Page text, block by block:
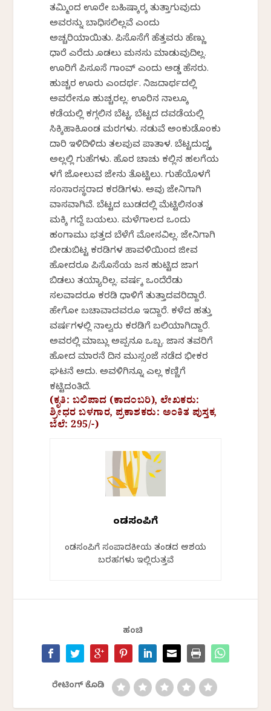
ತಮ್ಮಿಂದ ಊರೇ ಬಹಿಷ್ಕಾರಕ್ಕೆ ತುತ್ತಾಗುವುದು
ಅವರನ್ನು ಬಾಧಿಸಲಿಲ್ಲವೆ ಎಂದು
ಅಚ್ಚರಿಯಾಯಿತು. ಪಿಸೊಸೆಗೆ ಹೆತ್ತವರು ಹೆಣ್ಣು
ಧಾರೆ ಎರೆದು ಕೊಡಲು ಮನಸು ಮಾಡುವುದಿಲ್ಲ.
ಊರಿಗೆ ಪಿಸೂಸೆ ಗಾಂವ್ ಎಂದು ಅಡ್ಡ ಹೆಸರು.
ಹುಚ್ಚರ ಊರು ಎಂದರ್ಥ. ನಿಜದಾರ್ಥದಲ್ಲಿ
ಅವರೇನೂ ಹುಚ್ಚರಲ್ಲ. ಊರಿನ ನಾಲ್ಕೂ
ಕಡೆಯಲ್ಲಿ ಕಗ್ಗಲಿನ ಬೆಟ್ಟ. ಬೆಟ್ಟದ ದವಡೆಯಲ್ಲಿ
ಸಿಕ್ಕಿಹಾಕಿಕೊಂಡ ಮರಗಳು. ನಡುವೆ ಅಂಕುಡೊಂಕು
ದಾರಿ ಇಳಿದಿಳಿದು ತಲಪುವ ಪಾತಾಳ. ಬೆಟ್ಟದುದ್ದಕ್ಕೆ
ಅಲ್ಲಲ್ಲಿ ಗುಹೆಗಳು. ಹೊರ ಚಾಚು ಕಲ್ಲಿನ ಹಲಗೆಯ
ಕೆಳಗೆ ಜೋಲುವ ಜೇನು ತೊಟ್ಟಿಲು. ಗುಹೆಯೊಳಗೆ
ಸಂಸಾರಸ್ಥರಾದ ಕರಡಿಗಳು. ಅವು ಜೇನಿಗಾಗಿ
ವಾಸವಾಗಿವೆ. ಬೆಟ್ಟದ ಬುಡದಲ್ಲಿ ಮೆಟ್ಟಿಲಿನಂತ
ಮಕ್ಕಿ ಗದ್ದೆ ಬಯಲು. ಮಳೆಗಾಲದ ಒಂದು
ಹಂಗಾಮು ಭತ್ತದ ಬೆಳೆಗೆ ಮೋಸವಿಲ್ಲ. ಜೇನಿಗಾಗಿ
ಬೀಡುಬಿಟ್ಟ ಕರಡಿಗಳ ಹಾವಳಿಯಿಂದ ಜೀವ
ಹೋದರೂ ಪಿಸೊಸೆಯ ಜನ ಹುಟ್ಟಿದ ಜಾಗ
ಬಿಡಲು ತಯ್ಯಾರಿಲ್ಲ. ವರ್ಷಕ್ಕೆ ಒಂದೆರೆಡು
ಸಲವಾದರೂ ಕರಡಿ ಧಾಳಿಗೆ ತುತ್ತಾದವರಿದ್ದಾರೆ.
ಹೇಗೋ ಬಚಾವಾದವರೂ ಇದ್ದಾರೆ. ಕಳೆದ ಹತ್ತು
ವರ್ಷಗಳಲ್ಲಿ ನಾಲ್ವರು ಕರಡಿಗೆ ಬಲಿಯಾಗಿದ್ದಾರೆ.
ಅವರಲ್ಲಿ ಮಾಬ್ಲು ಅಪ್ಪನೂ ಒಬ್ಬ. ಜಾನಕೆ ತವರಿಗೆ
ಹೋದ ಮಾರನೆ ದಿನ ಮುಸ್ಸಂಜೆ ನಡೆದ ಭೀಕರ
ಘಟನೆ ಅದು. ಅವಳಿಗಿನ್ನೂ ಎಲ್ಲ ಕಣ್ಣಿಗೆ
ಕಟ್ಟಿದಂತಿದೆ.
(ಕೃತಿ: ಬಲಿಪಾದ (ಕಾದಂಬರಿ), ಲೇಖಕರು:
ಶ್ರೀಧರ ಬಳಗಾರ, ಪ್ರಕಾಶಕರು: ಅಂಕಿತ ಪುಸ್ತಕ,
ಬೆಲೆ: 295/-)
ಕೆಂಡಸಂಪಿಗೆ
ಕೆಂಡಸಂಪಿಗೆ ಸಂಪಾದಕೀಯ ತಂಡದ ಆಶಯ
ಬರಹಗಳು ಇಲ್ಲಿರುತ್ತವೆ
ಹಂಚಿ
ರೇಟಿಂಗ್ ಕೊಡಿ